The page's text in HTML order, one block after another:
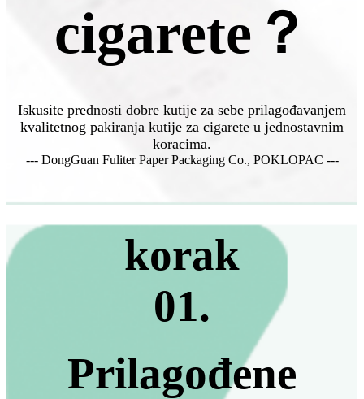
cigarete？
Iskusite prednosti dobre kutije za sebe prilagođavanjem
kvalitetnog pakiranja kutije za cigarete u jednostavnim
koracima.
--- DongGuan Fuliter Paper Packaging Co., POKLOPAC ---
korak
01.
Prilagođene